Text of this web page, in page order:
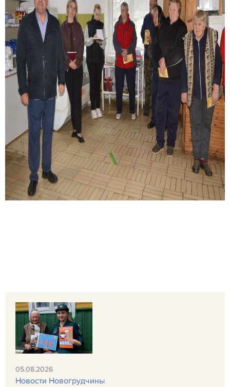
05.08.2026
Новости Новогрудчины